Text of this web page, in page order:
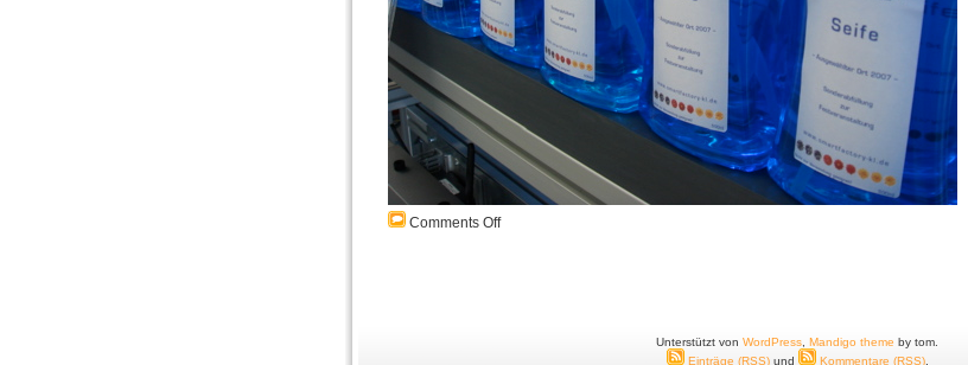
Comments Off
Unterstützt von WordPress Mandigo theme by tom.
Einträge (RSS)und Kommentare (RSS).